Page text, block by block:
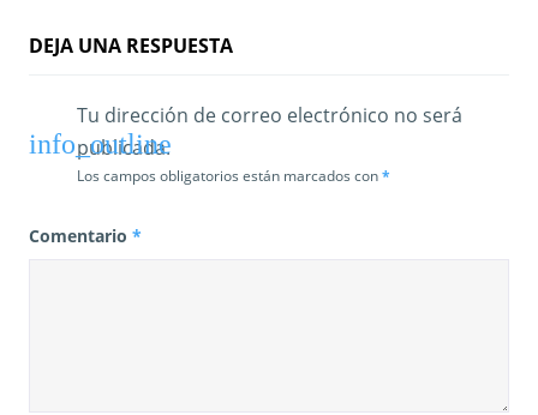
a
DEJA UNA RESPUESTA
Tu dirección de correo electrónico no será
publicada.
Los campos obligatorios están marcados con*
Comentario *